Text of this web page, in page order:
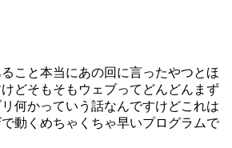
こと本当にあの回に言ったやつとほ
どそもそもウェブってどんどんまず
何かっていう話なんですけどこれは
動くめちゃくちゃ早いプログラムで